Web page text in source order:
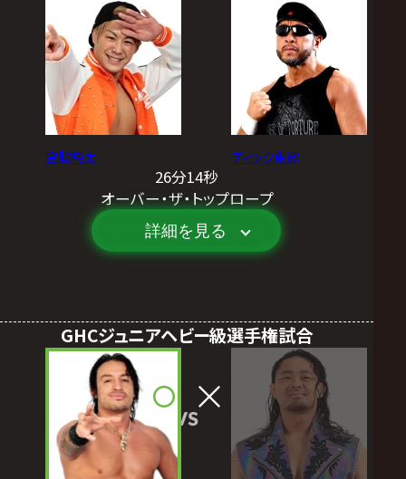
宮脇純太 ディック東郷
26分14秒
オーバー・ザ・トップロープ
詳細を見る
GHCジュニアヘビー級選手権試合
VS